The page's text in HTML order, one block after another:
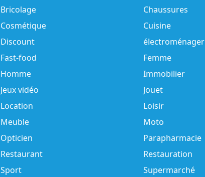
Bricolage Chaussures
Cosmétique Cuisine
Discount électroménager
Fast-food Femme
Homme Immobilier
Jeux vidéo Jouet
Location Loisir
Meuble Moto
Opticien Parapharmacie
Restaurant Restauration
Sport Supermarché